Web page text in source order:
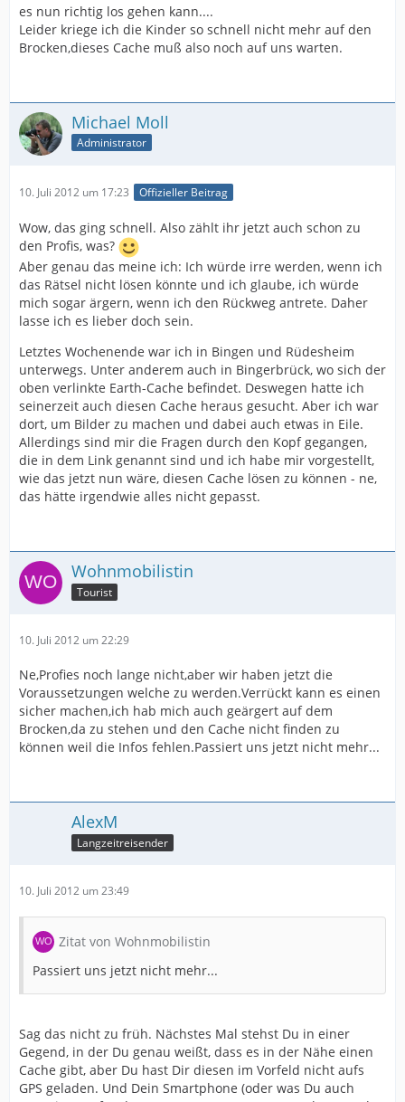
es nun richtig los gehen kann....
Leider kriege ich die Kinder so schnell nicht mehr auf den
Brocken,dieses Cache muß also noch auf uns warten.
Michael Moll
Administrator
10. Juli 2012 um 17:23 Offizieller Beitrag
Wow, das ging schnell. Also zählt ihr jetzt auch schon zu
den Profis, was?
Aber genau das meine ich: Ich würde irre werden, wenn ich
das Rätsel nicht lösen könnte und ich glaube, ich würde
mich sogar ärgern, wenn ich den Rückweg antrete. Daher
lasse ich es lieber doch sein.
Letztes Wochenende war ich in Bingen und Rüdesheim
unterwegs. Unter anderem auch in Bingerbrück, wo sich der
oben verlinkte Earth-Cache befindet. Deswegen hatte ich
seinerzeit auch diesen Cache heraus gesucht. Aber ich war
dort, um Bilder zu machen und dabei auch etwas in Eile.
Allerdings sind mir die Fragen durch den Kopf gegangen,
die in dem Link genannt sind und ich habe mir vorgestellt,
wie das jetzt nun wäre, diesen Cache lösen zu können - ne,
das hätte irgendwie alles nicht gepasst.
Wohnmobilistin
Tourist
10. Juli 2012 um 22:29
Ne,Profies noch lange nicht,aber wir haben jetzt die
Voraussetzungen welche zu werden.Verrückt kann es einen
sicher machen,ich hab mich auch geärgert auf dem
Brocken,da zu stehen und den Cache nicht finden zu
können weil die Infos fehlen.Passiert uns jetzt nicht mehr...
AlexM
Langzeitreisender
10. Juli 2012 um 23:49
Zitat von Wohnmobilistin
Passiert uns jetzt nicht mehr...
Sag das nicht zu früh. Nächstes Mal stehst Du in einer
Gegend, in der Du genau weißt, dass es in der Nähe einen
Cache gibt, aber Du hast Dir diesen im Vorfeld nicht aufs
GPS geladen. Und Dein Smartphone (oder was Du auch